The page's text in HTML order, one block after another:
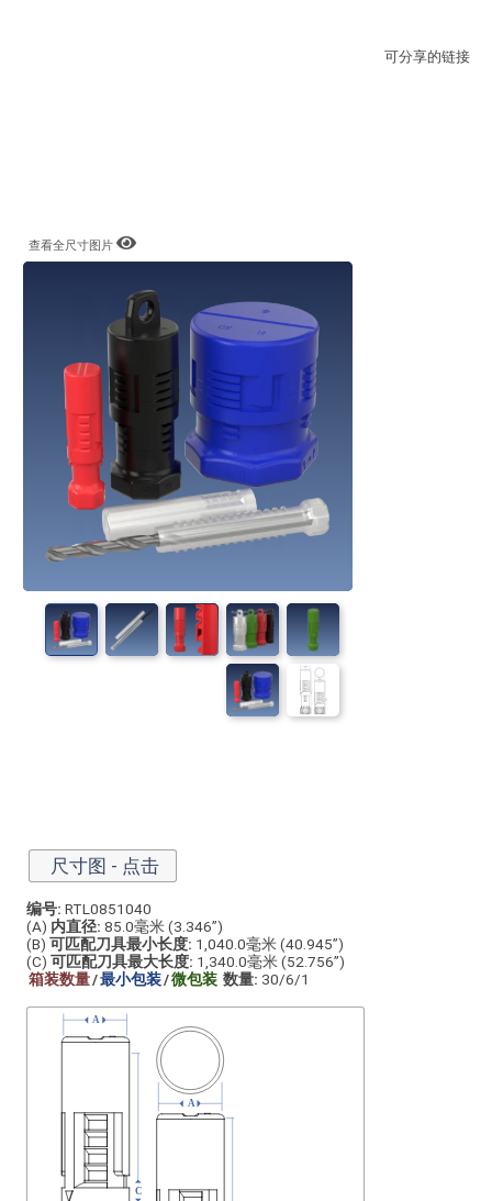
可分享的链接
查看全尺寸图片
尺寸图 - 点击
编号: RTL0851040
(A) 内直径: 85.0毫米 (3.346”)
(B) 可匹配刀具最小长度: 1,040.0毫米 (40.945”)
(C) 可匹配刀具最大长度: 1,340.0毫米 (52.756”)
箱装数量/最小包装/微包装 数量: 30/6/1